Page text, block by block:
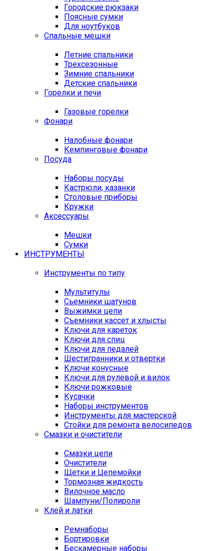
Городские рюкзаки
Поясные сумки
Для ноутбуков
Спальные мешки
Летние спальники
Трехсезонные
Зимние спальники
Детские спальники
Горелки и печи
Газовые горелки
Фонари
Налобные фонари
Кемпинговые фонари
Посуда
Наборы посуды
Кастрюли, казанки
Столовые приборы
Кружки
Аксессуары
Мешки
Сумки
ИНСТРУМЕНТЫ
Инструменты по типу
Мультитулы
Сьемники шатунов
Выжимки цепи
Съемники кассет и хлысты
Ключи для кареток
Ключи для спиц
Ключи для педалей
Шестигранники и отвертки
Ключи конусные
Ключи для рулевой и вилок
Ключи рожковые
Кусачки
Наборы инструментов
Инструменты для мастерской
Стойки для ремонта велосипедов
Смазки и очистители
Смазки цепи
Очистители
Щетки и Цепемойки
Тормозная жидкость
Вилочное масло
Шампуни/Полироли
Клей и латки
Ремнаборы
Бортировки
Бескамерные наборы